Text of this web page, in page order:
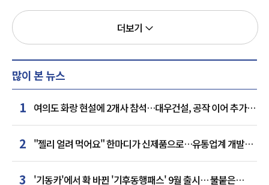
더보기
많이 본 뉴스
1 여의도 화랑 현설에 2개사 참석…대우건설, 공작 이어 추가
거점 확보하나
2 "젤리 얼려 먹어요" 한마디가 신제품으로…유통업계 개발실
된 SNS
3
'기동카'에서 확 바뀐 '기후동행패스' 9월 출시… 불붙은